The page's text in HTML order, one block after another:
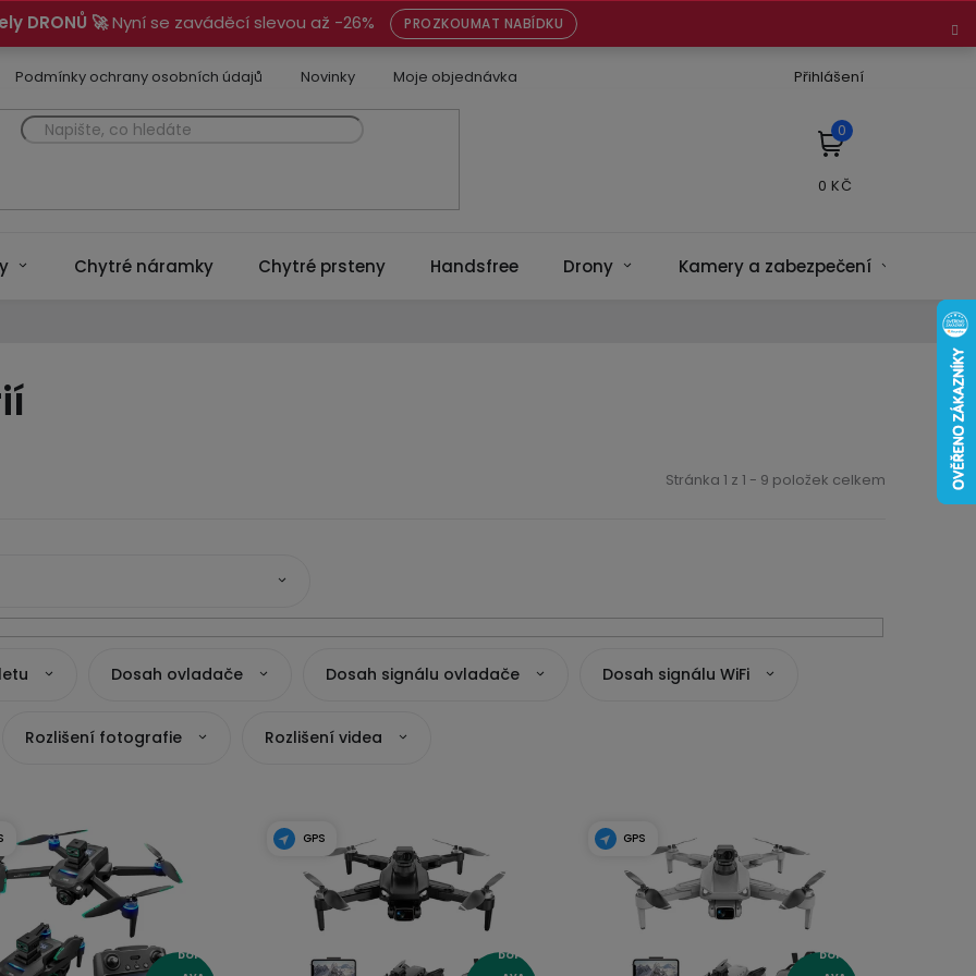
DRONŮ 🚀Nyní se zaváděcí slevou až -26% PROZKOUMAT NABÍDKU
Podmínky ochrany osobních údajů Novinky Moje objednávka Přihlášení
NÁKUPNÍ
KOŠÍK
Chytré náramky Chytré prsteny Handsfree Drony Kamery a zabezpečení
Stránka 1 z 1 - 9 položek celkem
Dosah ovladače Dosah signálu ovladače Dosah signálu WiFi
Rozlišení fotografie Rozlišení videa
DOPR
GPS
DOPR
GPS
DOPR